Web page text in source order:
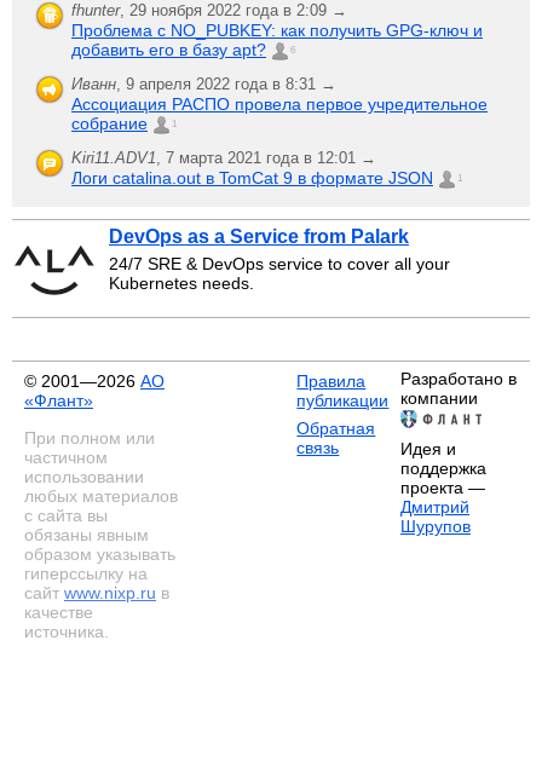
fhunter, 29 ноября 2022 года в 2:09 →
Проблема с NO_PUBKEY: как получить GPG-ключ и
добавить его в базу apt?
6
Иванн, 9 апреля 2022 года в 8:31 →
Ассоциация РАСПО провела первое учредительное
собрание
1
Kiri11.ADV1, 7 марта 2021 года в 12:01 →
Логи catalina.out в TomCat 9 в формате JSON 1
DevOps as a Service from Palark
24/7 SRE & DevOps service to cover all your
Kubernetes needs.
© 2001—2026 АО
«Флант»
При полном или
частичном
использовании
любых материалов
с сайта вы
обязаны явным
образом указывать
гиперссылку на
сайт www.nixp.ru в
качестве
источника.
Правила
публикации
Обратная
связь
Разработано в
компании
Идея и
поддержка
проекта —
Дмитрий
Шурупов